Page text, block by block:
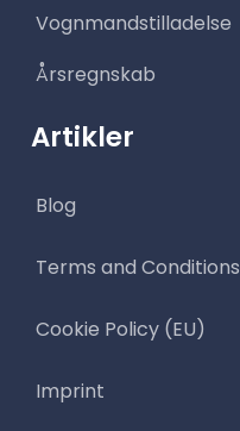
Vognmandstilladelse
Årsregnskab
Artikler
Blog
Terms and Conditions
Cookie Policy (EU)
Imprint